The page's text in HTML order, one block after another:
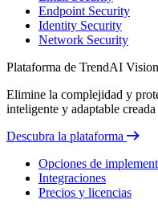
Endpoint Security
Identity Security
Network Security
Plataforma de TrendAI
Elimine la complejidad y
inteligente y adaptable
Descubra la plataforma
Opciones de
Integraciones
Precios y licencias